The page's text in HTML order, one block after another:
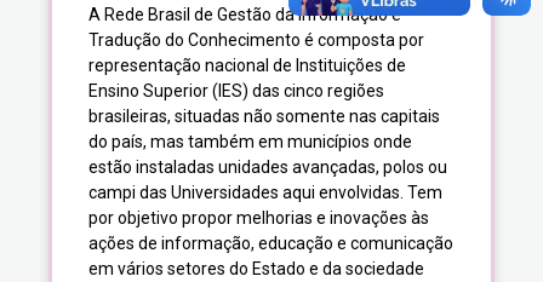
A Rede Brasil de Gestão da Informação e
Tradução do Conhecimento é composta por
representação nacional de Instituições de
Ensino Superior (IES) das cinco regiões
brasileiras, situadas não somente nas capitais
do país, mas também em municípios onde
estão instaladas unidades avançadas, polos ou
campi das Universidades aqui envolvidas. Tem
por objetivo propor melhorias e inovações às
ações de informação, educação e comunicação
em vários setores do Estado e da sociedade